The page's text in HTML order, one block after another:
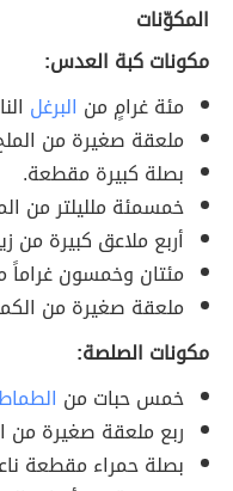
المكوّنات
مكونات كبة العدس:
مئة غرامٍ من البرغل
ملعقة صغيرة من
بصلة كبيرة مقطعة.
خمسمئة ملليلتر من
أربع ملاعق كبيرة من
مئتان وخمسون غراماً
ملعقة صغيرة من
مكونات الصلصة:
خمس حبات من
ربع ملعقة صغيرة من
بصلة حمراء مقطعة